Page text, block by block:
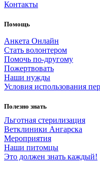
Контакты
Помощь
Анкета Онлайн
Стать волонтером
Помочь по-другому
Пожертвовать
Наши нужды
Условия использования
Полезно знать
Льготная стерилизация
Ветклиники Ангарска
Мероприятия
Наши питомцы
Это должен знать каждый!